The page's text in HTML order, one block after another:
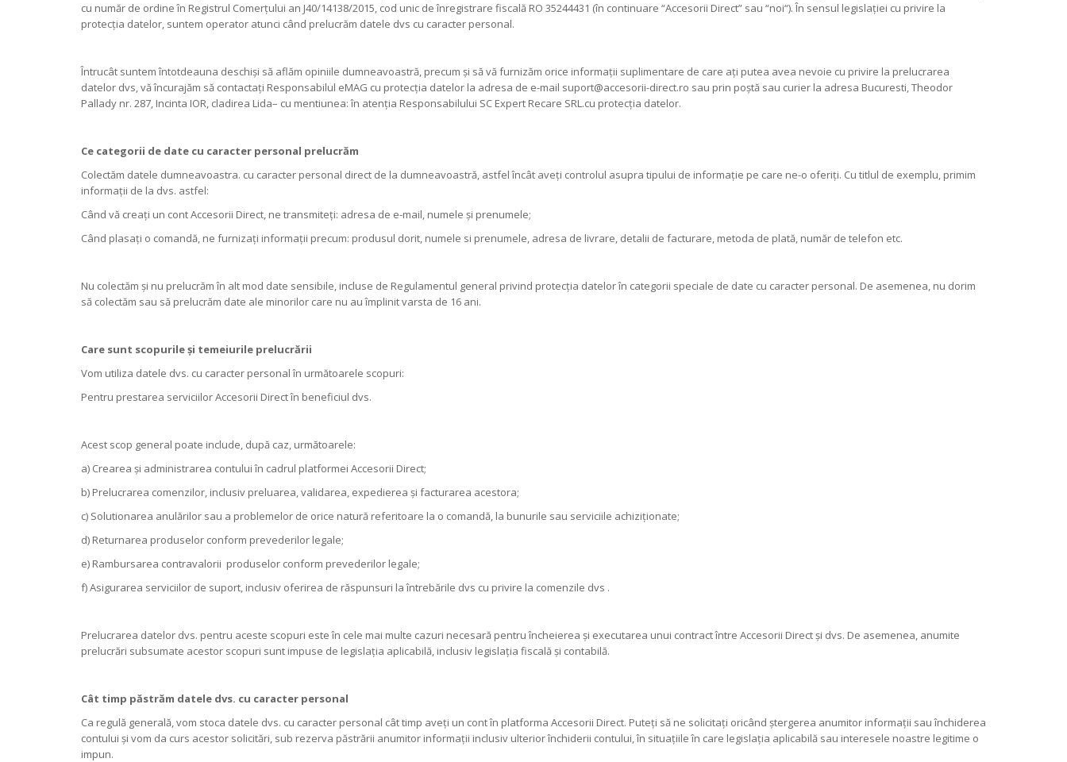
cu număr de ordine în Registrul Comerțului an J40/14138/2015, cod unic de înregistrare fiscală RO 35244431 (în continuare “Accesorii Direct” sau “noi“). În sensul legislației cu privire la
protecția datelor, suntem operator atunci când prelucrăm datele dvs cu caracter personal.
Întrucât suntem întotdeauna deschiși să aflăm opiniile dumneavoastră, precum și să vă furnizăm orice informații suplimentare de care ați putea avea nevoie cu privire la prelucrarea
datelor dvs, vă încurajăm să contactați Responsabilul eMAG cu protecția datelor la adresa de e-mail suport@accesorii-direct.ro sau prin poștă sau curier la adresa Bucuresti, Theodor
Pallady nr. 287, Incinta IOR, cladirea Lida– cu mentiunea: în atenția Responsabilului SC Expert Recare SRL.cu protecția datelor.
Ce categorii de date cu caracter personal prelucrăm
Colectăm datele dumneavoastra. cu caracter personal direct de la dumneavoastră, astfel încât aveți controlul asupra tipului de informație pe care ne-o oferiți. Cu titlul de exemplu, primim
informații de la dvs. astfel:
Când vă creați un cont Accesorii Direct, ne transmiteți: adresa de e-mail, numele și prenumele;
Când plasați o comandă, ne furnizați informații precum: produsul dorit, numele si prenumele, adresa de livrare, detalii de facturare, metoda de plată, număr de telefon etc.
Nu colectăm și nu prelucrăm în alt mod date sensibile, incluse de Regulamentul general privind protecția datelor în categorii speciale de date cu caracter personal. De asemenea, nu dorim
să colectăm sau să prelucrăm date ale minorilor care nu au împlinit varsta de 16 ani.
Care sunt scopurile și temeiurile prelucrării
Vom utiliza datele dvs. cu caracter personal în următoarele scopuri:
Pentru prestarea serviciilor Accesorii Direct în beneficiul dvs.
Acest scop general poate include, după caz, următoarele:
a) Crearea și administrarea contului în cadrul platformei Accesorii Direct;
b) Prelucrarea comenzilor, inclusiv preluarea, validarea, expedierea și facturarea acestora;
c) Solutionarea anulărilor sau a problemelor de orice natură referitoare la o comandă, la bunurile sau serviciile achiziționate;
d) Returnarea produselor conform prevederilor legale;
e) Rambursarea contravalorii produselor conform prevederilor legale;
f) Asigurarea serviciilor de suport, inclusiv oferirea de răspunsuri la întrebările dvs cu privire la comenzile dvs .
Prelucrarea datelor dvs. pentru aceste scopuri este în cele mai multe cazuri necesară pentru încheierea și executarea unui contract între Accesorii Direct și dvs. De asemenea, anumite
prelucrări subsumate acestor scopuri sunt impuse de legislația aplicabilă, inclusiv legislația fiscală și contabilă.
Cât timp păstrăm datele dvs. cu caracter personal
Ca regulă generală, vom stoca datele dvs. cu caracter personal cât timp aveți un cont în platforma Accesorii Direct. Puteți să ne solicitați oricând ștergerea anumitor informații sau închiderea
contului și vom da curs acestor solicitări, sub rezerva păstrării anumitor informații inclusiv ulterior închiderii contului, în situațiile în care legislația aplicabilă sau interesele noastre legitime o
impun.